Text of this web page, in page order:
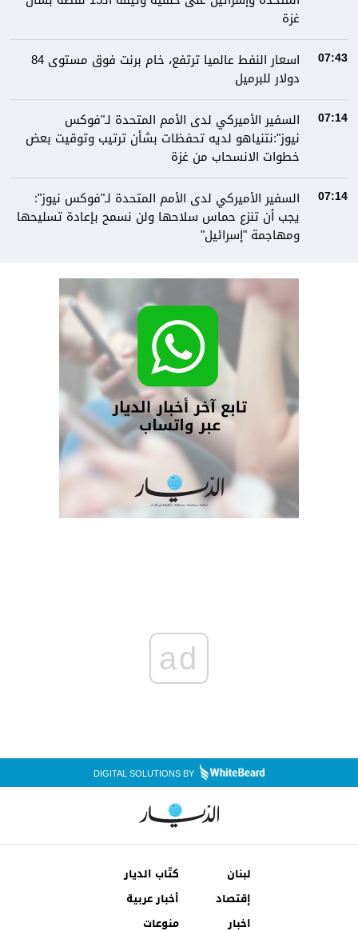
غزة
07:43
اسعار النفط عالميا ترتفع، خام برنت فوق مستوى 84
دولار للبرميل
07:14
السفير الأميركي لدى الأمم المتحدة لـ"فوكس
نيوز":نتنياهو لديه تحفظات بشأن ترتيب وتوقيت بعض
خطوات الانسحاب من غزة
07:14
السفير الأميركي لدى الأمم المتحدة لـ"فوكس نيوز":
يجب أن تنزع حماس سلاحها ولن نسمح بإعادة تسليحها
ومهاجمة "إسرائيل"
ad
DIGITAL SOLUTIONS BY
لبنان
كتّاب الديار
إقتصاد
أخبار عربية
اخبار
منوعات